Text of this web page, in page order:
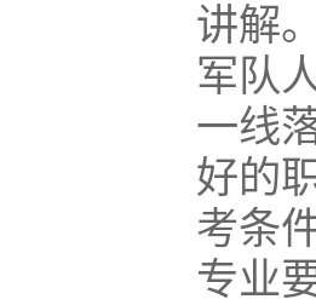
讲解
军队
一线
好的
考条
专业